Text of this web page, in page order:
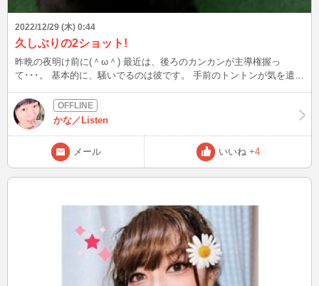
2022/12/29 (木) 0:44
久しぶりの2ショット!
昨晩の夜明け前に(＾ω＾) 最近は、後ろのカンカンが主導権握っ
て･･･。 基本的に、騒いでるのは彼です。 手前のトントンが気を遣っ
たのですが、気を遣うようになってからはずっとベッドで寝た切
り･･･。 運動不足になっちゃいそうで心配(;´Д｀) ♂猫あるある、上下
関係が出来ちゃってます･･･。 この状況は正直よくないので、ご飯あ
げる時や起きて最初に挨拶するのはトントン優先にしてます。
かな／Listen
メール いいね +4